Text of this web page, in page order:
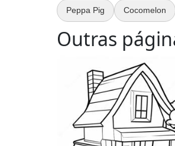
Peppa Pig Cocomelon
Outras